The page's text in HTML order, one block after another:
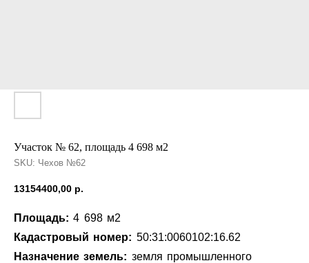
Участок № 62, площадь 4 698 м2
SKU: Чехов №62
13154400,00 р.
Площадь:4 698 м2
Кадастровый номер: 50:31:0060102:16.62
Назначение земель: земля промышленного